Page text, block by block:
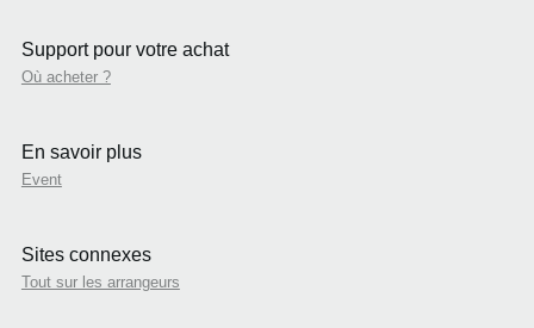
Support pour votre achat
Où acheter ?
En savoir plus
Event
Sites connexes
Tout sur les arrangeurs